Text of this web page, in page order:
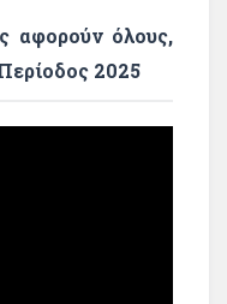
αφορούν όλους,
2025